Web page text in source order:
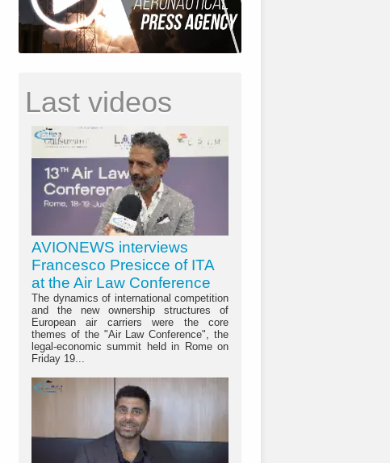
Last videos
AVIONEWS interviews
Francesco Presicce of ITA
at the Air Law Conference
The dynamics of international competition
and the new ownership structures of
European air carriers were the core
themes of the "Air Law Conference", the
legal-economic summit held in Rome on
Friday 19...